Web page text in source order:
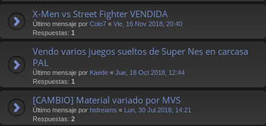
X-Men vs Street Fighter VENDIDA
Último mensaje por Colo7 « Vie, 16 Nov 2018, 20:40
Respuestas: 1
Vendo varios juegos sueltos de Super Nes en carcasa
PAL
Último mensaje por Kaede « Jue, 18 Oct 2018, 12:44
Respuestas: 1
[CAMBIO] Material variado por MVS
Último mensaje por htdreams « Lun, 30 Jul 2018, 14:21
Respuestas: 2